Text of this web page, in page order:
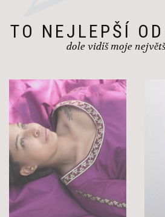
TO NEJLEPŠÍ
dole vidíš moje